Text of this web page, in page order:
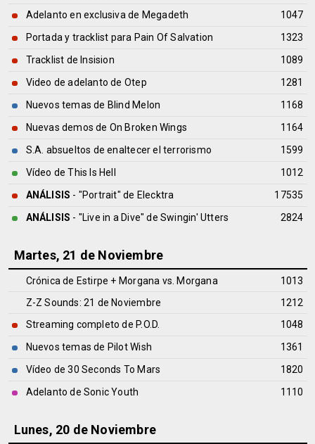
Adelanto en exclusiva de Megadeth
1047
Portada y tracklist para Pain Of Salvation
1323
Tracklist de Insision
1089
Video de adelanto de Otep
1281
Nuevos temas de Blind Melon
1168
Nuevas demos de On Broken Wings
1164
S.A. absueltos de enaltecer el terrorismo
1599
Vídeo de This Is Hell
1012
ANÁLISIS - "Portrait" de Elecktra
17535
ANÁLISIS - "Live in a Dive" deSwingin' Utters 2824
Martes, 21 de Noviembre
Crónica de Estirpe + Morgana vs. Morgana
1013
Z-Z Sounds: 21 de Noviembre
1212
Streaming completo de P.O.D.
1048
Nuevos temas de Pilot Wish
1361
Vídeo de 30 Seconds To Mars
1820
Adelanto de Sonic Youth
1110
Lunes, 20 de Noviembre